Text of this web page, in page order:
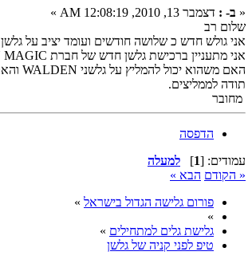
« ב- : דצמבר 13, 2010, 12:08:19 AM »
שלום רב
אני גולש חדש כ שלושה חודשים ועומד יציב על גלשן 9 פיט.
אני מתעניין ברכישת גלשן חדש של חברת WALDEN MAGIC שהוא 8 פיט אבל רחב במיוחד ( רוחב 3.5 אינץ)
האם משהוא יכול להמליץ על גלשני WALDEN והאם גלשן זה יתאים לי.אני שוקל 80קג 1.75 מטר.
תודה לממליצים.
מחובר
הדפסה
עמודים: [1
] למעלה
« הקודם הבא »
פורום גלישה הגדול בישראל »
»
גלישת גלים למתחילים »
טיפ לפני קניה של גלשן